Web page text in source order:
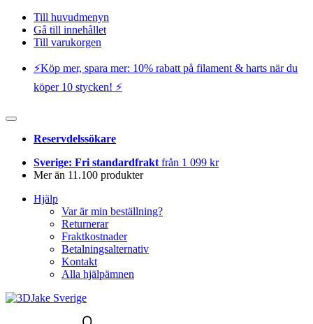
Till huvudmenyn
Gå till innehållet
Till varukorgen
⚡️Köp mer, spara mer: 10% rabatt på filament & harts när du
köper 10 stycken! ⚡️
Reservdelssökare
Sverige: Fri standardfrakt från 1 099 kr
Mer än 11.100 produkter
Hjälp
Var är min beställning?
Returnerar
Fraktkostnader
Betalningsalternativ
Kontakt
Alla hjälpämnen